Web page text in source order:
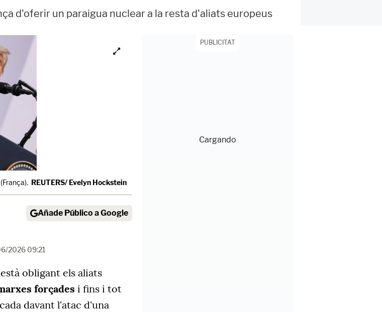
d'oferir un paraigua nuclear a la resta d'aliats europeus
REUTERS/ Evelyn Hockstein
Añade Público a Google
2026 09:21
està obligant els aliats
forçades i fins i tot
davant l'atac d'una
PUBLICITAT